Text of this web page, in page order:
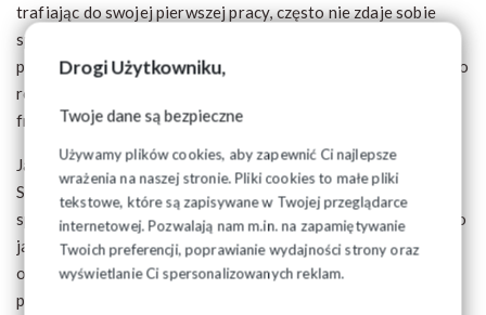
Drogi Użytkowniku,
Twoje dane są bezpieczne
Używamy plików cookies, aby zapewnić Ci najlepsze
wrażenia na naszej stronie. Pliki cookies to małe pliki
tekstowe, które są zapisywane w Twojej przeglądarce
internetowej. Pozwalają nam m.in. na zapamiętywanie
Twoich preferencji, poprawianie wydajności strony oraz
wyświetlanie Ci spersonalizowanych reklam.
trafiając do swojej pierwszej pracy, często nie zdaje sobie
sprawy z tego co może, co musi, a czego absolutnie nie
powinien robić jako pracownik. Daje to przestrzeń do różnego
rodzaju nieporozumień, nadużyć, a w dalszej kolejności do
frustracji i konfliktów na linii pracownik-pracodawca.
Jako redakcja Tygodnik Solidarność i Tysol.pl wraz z Krajową
Sekcją Młodych NSZZ Solidarność chcemy w przystępny
sposób przekazać młodemu pokoleniu, że mogą wpływać na to
jak wygląda ich miejsce pracy, że warto wziąć za nie
odpowiedzialność i stać się pracownikiem świadomym, a
przede wszystkim zaangażowanym w życie zakładu pracy.